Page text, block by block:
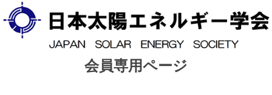
会員専用ページ